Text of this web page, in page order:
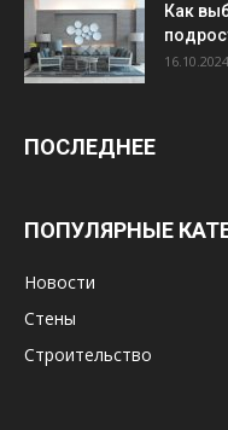
Как
16.10.2024
ПОСЛЕДНЕЕ
ПОПУЛЯРНЫЕ
Новости
Стены
Строительство